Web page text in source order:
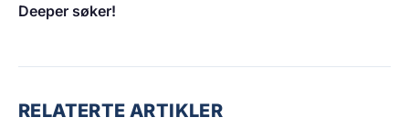
Deeper søker!
RELATERTE ARTIKLER